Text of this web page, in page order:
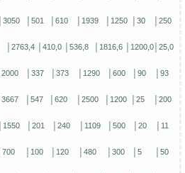
│3050 │501 │610 │1939 │1250 │30
│250
│2763,4 │410,0 │536,8
│1816,6 │1200,0│25,0
│2000 │337 │373 │1290 │600 │90
│93
│3667 │547 │620 │2500 │1200 │25
│200
│1550 │201 │240 │1109 │500 │20
│11
│700 │100 │120 │480 │300 │5
│50